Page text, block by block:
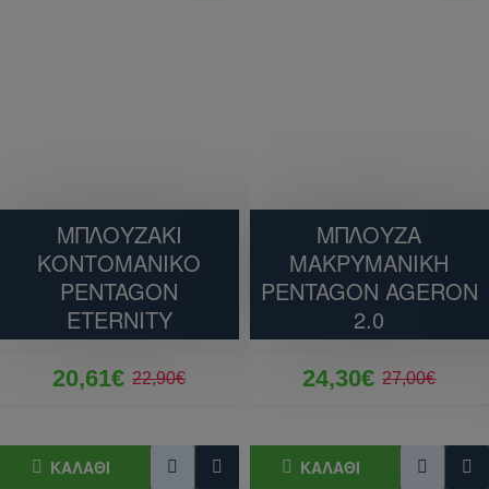
ΜΠΛΟΥΖΑΚΙ
ΚΟΝΤΟΜΑΝΙΚΟ
PENTAGON
ETERNITY
20,61€ 22,90€
ΚΑΛΆΘΙ
ΜΠΛΟΥΖΑ
ΜΑΚΡΥΜΑΝΙΚH
PENTAGON AGERON
2.0
24,30€ 27,00€
ΚΑΛΆΘΙ